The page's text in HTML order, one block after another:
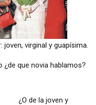
joven, virginal y guapísima.
que novia hablamos?
¿O de la joven y